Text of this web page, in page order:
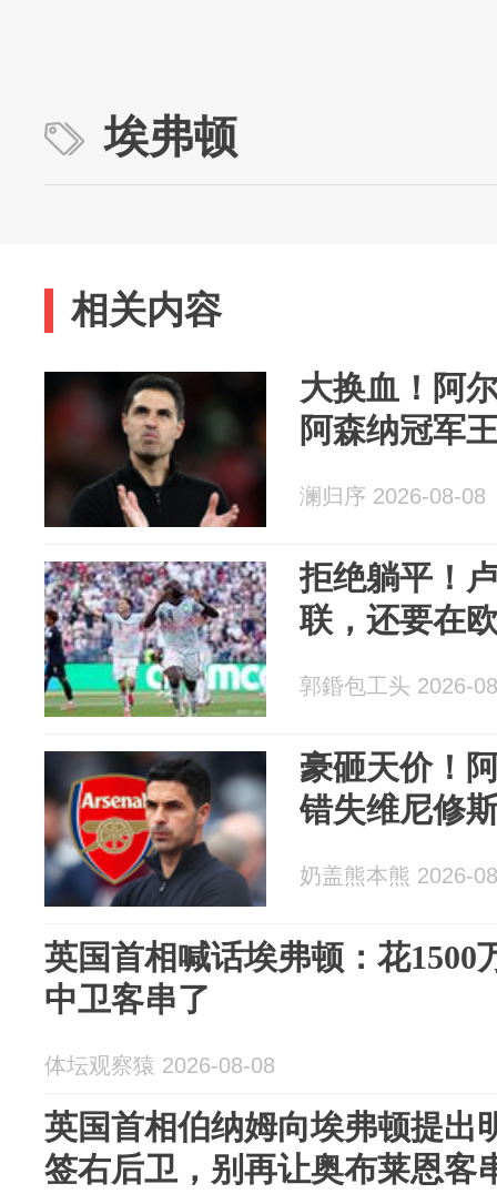
埃弗顿
相关内容
大换血！阿
阿森纳冠军
澜归序 2026-08-08
拒绝躺平！
联，还要在
郭錉包工头 2026-
豪砸天价！
错失维尼修
奶盖熊本熊 2026-
英国首相喊话埃弗顿：花1500
中卫客串了
体坛观察猿 2026-08-08
英国首相伯纳姆向埃弗顿提出
签右后卫，别再让奥布莱恩客